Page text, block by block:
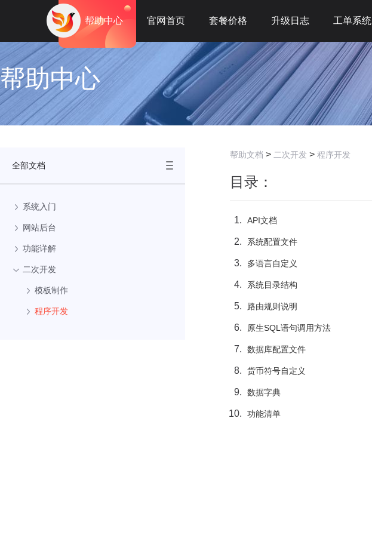
帮助中心 官网首页 套餐价格 升级日志 工单系统
帮助中心
全部文档
系统入门
网站后台
功能详解
二次开发
模板制作
程序开发
帮助文档 > 二次开发 > 程序开发
目录：
API文档
系统配置文件
多语言自定义
系统目录结构
路由规则说明
原生SQL语句调用方法
数据库配置文件
货币符号自定义
数据字典
功能清单